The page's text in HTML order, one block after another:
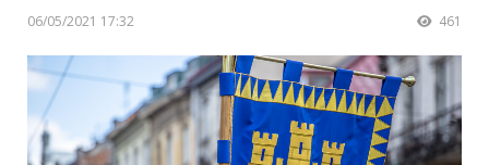
06/05/2021 17:32 461